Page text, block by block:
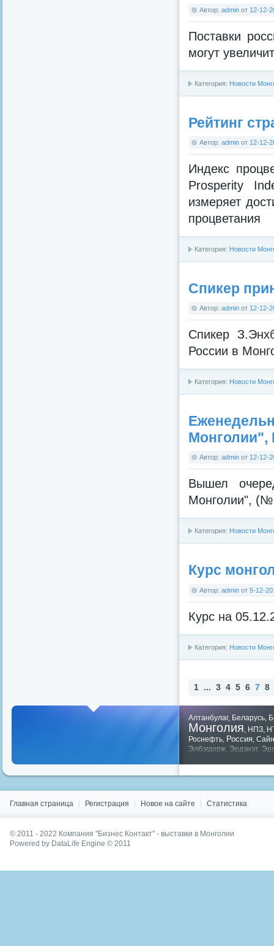
Автор: admin от 12-12-
Поставки
могут
Категория: Новости
Рейтинг
Автор: admin от 12-12-
Индекс
Prosperity
измеряет
процветания
Категория: Новости
Спикер
Автор: admin от 12-12-
Спикер
России в
Категория: Новости
Автор: admin от 12-12-
Вышел
Монголии", (№
Категория: Новости
Курс
Автор: admin от 5-12-
Курс на
Категория: Новости
1 ... 3 4 5 6 7 8
Алтанбулаг, Беларусь
Монголия НПЗ
Роснефть Россия
Элбэгдорж Эрдэнэт,
Главная страница Регистрация Новое на сайте Статистика
© 2011 - 2022 Компания "Бизнес Контакт" - выставки в Монголии
Powered by DataLife Engine © 2011